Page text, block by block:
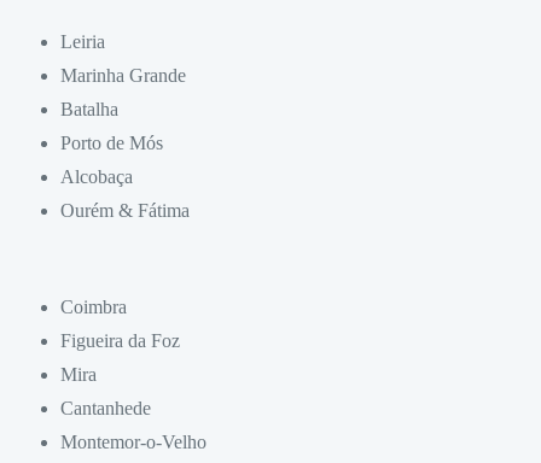
Leiria
Marinha Grande
Batalha
Porto de Mós
Alcobaça
Ourém & Fátima
Coimbra
Figueira da Foz
Mira
Cantanhede
Montemor-o-Velho